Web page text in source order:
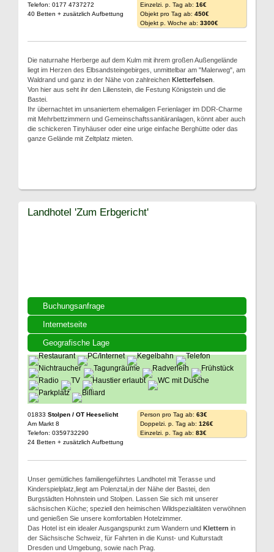
Telefon: 0177 4737272
40 Betten + zusätzlich Aufbettung
Einzelzi. p. Tag ab: 16€
Objekt pro Tag ab: 450€
Objekt p. Woche ab: 3300€
Die naturnahe Herberge auf dem Kulm mit ihrem großen Außengelände
liegt im Herzen des Elbsandsteingebirges, unmittelbar am "Malerweg", am
Waldrand und ganz in der Nähe von zahlreichen Kletterfelsen
Von hier aus seht ihr den Lilienstein, die Festung Königstein und die
Bastei.
Ihr übernachtet im unsaniertem ehemaligen Ferienlager im DDR-Charme
mit Mehrbettzimmern und Gemeinschaftssanitäranlagen, könnt aber auch
die schickeren Tinyhäuser oder eine urige einfache Berghütte oder das
ganze Gelände mit Zeltplatz mieten.
Buchungsanfrage
Internetseite
Geografische Lage
Landhotel 'Zum Erbgericht'
01833 Stolpen / OT Heeselicht
Am Markt 8
Telefon: 0359732290
24 Betten + zusätzlich Aufbettung
Person pro Tag ab: 63€
Doppelzi. p. Tag ab: 126€
Einzelzi. p. Tag ab: 83€
Unser gemütliches familiengeführtes Landhotel mit Terasse und
Kinderspielplatz,liegt am Polenztal,in der Nähe der Bastei, den
Burgstädten Hohnstein und Stolpen. Lassen Sie sich mit unserer
sächsischen Küche; speziell den heimischen Wildspezialitäten verwöhnen
und genießen Sie unsere komfortablen Hotelzimmer.
Das Hotel ist ein idealer Ausgangspunkt zum Wandern und Klettern in
der Sächsische Schweiz, für Fahrten in die Kunst- und Kulturstadt
Dresden und Umgebung, sowie nach Prag.